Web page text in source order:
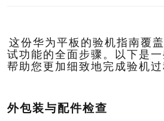
这份华为平板的验机指南覆
试功能的全面步骤。以下是
帮助您更加细致地完成验机过
外包装与配件检查